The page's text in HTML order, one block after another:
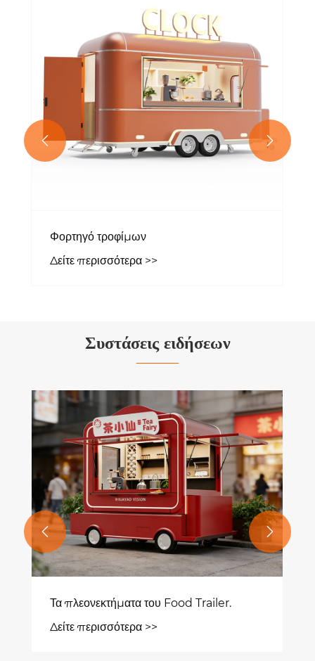
Φορτηγό τροφίμων
Δείτε περισσότερα >>
 
Συστάσεις ειδήσεων
Τα πλεονεκτήματα του Food Trailer.
Δείτε περισσότερα >>
 